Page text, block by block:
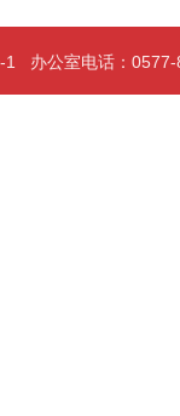
1 办公室电话：